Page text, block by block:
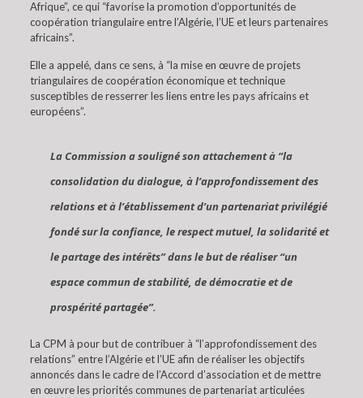
Afrique”, ce qui “favorise la promotion d’opportunités de
coopération triangulaire entre l’Algérie, l’UE et leurs partenaires
africains”.
Elle a appelé, dans ce sens, à “la mise en œuvre de projets
triangulaires de coopération économique et technique
susceptibles de resserrer les liens entre les pays africains et
européens”.
La Commission a souligné son attachement à “la
consolidation du dialogue, à l’approfondissement des
relations et à l’établissement d’un partenariat privilégié
fondé sur la confiance, le respect mutuel, la solidarité et
le partage des intérêts” dans le but de réaliser “un
espace commun de stabilité, de démocratie et de
prospérité partagée”.
La CPM à pour but de contribuer à “l’approfondissement des
relations” entre l’Algérie et l’UE afin de réaliser les objectifs
annoncés dans le cadre de l’Accord d’association et de mettre
en œuvre les priorités communes de partenariat articulées